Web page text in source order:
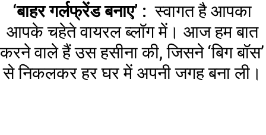
‘बाहर गर्लफ्रेंड बनाए’ : स्वागत है आपका
आपके चहेते वायरल ब्लॉग में। आज हम बात
करने वाले हैं उस हसीना की, जिसने ‘बिग बॉस’
से निकलकर हर घर में अपनी जगह बना ली।